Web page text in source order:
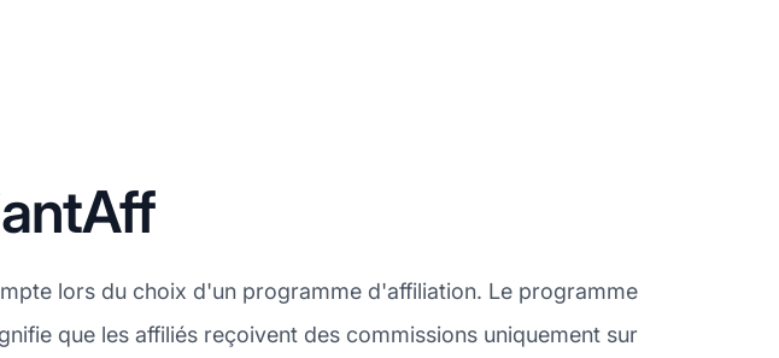
lors du choix d'un programme d'affiliation. Le programme
que les affiliés reçoivent des commissions uniquement sur